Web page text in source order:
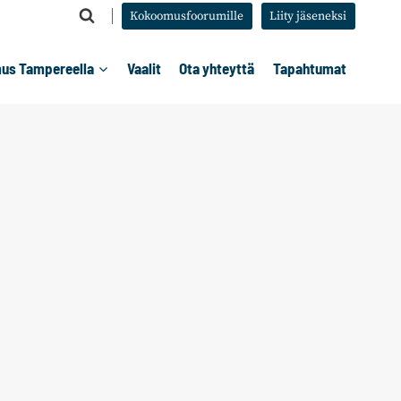
Kokoomusfoorumille Liity jäseneksi
Tampereella Vaalit Ota yhteyttä Tapahtumat